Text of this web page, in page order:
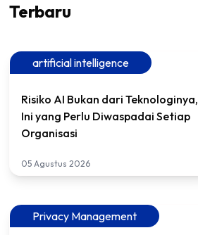
Terbaru
artificial intelligence
Risiko AI Bukan dari Teknologinya,
Ini yang Perlu Diwaspadai Setiap
Organisasi
05 Agustus 2026
Privacy Management